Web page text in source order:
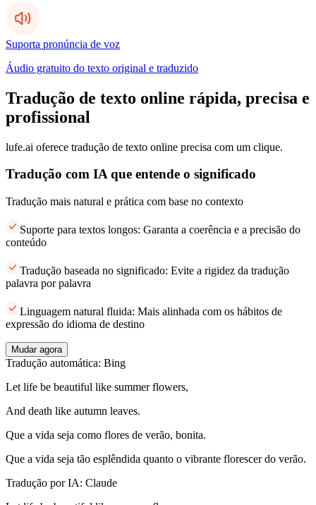
Suporta pronúncia de voz
Áudio gratuito do texto original e traduzido
Tradução de texto online rápida, precisa e
profissional
lufe.ai oferece tradução de texto online precisa com um clique.
Tradução com IA que entende o significado
Tradução mais natural e prática com base no contexto
Suporte para textos longos: Garanta a coerência e a precisão do
conteúdo
Tradução baseada no significado: Evite a rigidez da tradução
palavra por palavra
Linguagem natural fluida: Mais alinhada com os hábitos de
expressão do idioma de destino
Mudar agora
Tradução automática: Bing
Let life be beautiful like summer flowers,
And death like autumn leaves.
Que a vida seja como flores de verão, bonita.
Que a vida seja tão esplêndida quanto o vibrante florescer do verão.
Tradução por IA: Claude